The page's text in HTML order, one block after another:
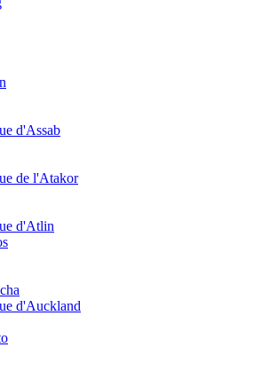
d'Assab
de l'Atakor
d'Atlin
d'Auckland